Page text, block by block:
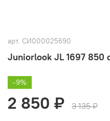
арт. СИ000025690
Juniorlook JL 1697 850
-9%
2 850 ₽
3 135 ₽